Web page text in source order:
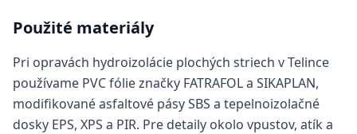
Použité materiály
Pri opravách hydroizolácie plochých striech v Telince
používame PVC fólie značky FATRAFOL a SIKAPLAN,
modifikované asfaltové pásy SBS a tepelnoizolačné
dosky EPS, XPS a PIR. Pre detaily okolo vpustov, atík a